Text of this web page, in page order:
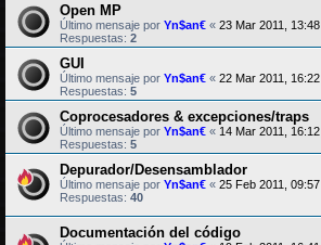
Open MP
Último mensaje por Yn$an€ « 23 Mar 2011, 13:48
Respuestas: 2
GUI
Último mensaje por Yn$an€ « 22 Mar 2011, 16:22
Respuestas: 5
Coprocesadores & excepciones/traps
Último mensaje por Yn$an€ « 14 Mar 2011, 16:12
Respuestas: 5
Depurador/Desensamblador
Último mensaje por Yn$an€ « 25 Feb 2011, 09:57
Respuestas: 40
Documentación del código